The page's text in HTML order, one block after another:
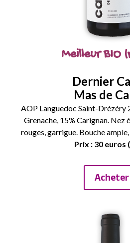
Meilleur BIO
Dernier
Mas de
AOP Languedoc Saint-Drézéry
Grenache, 15% Carignan. Nez
rouges, garrigue. Bouche
Prix : 30 euros
Acheter